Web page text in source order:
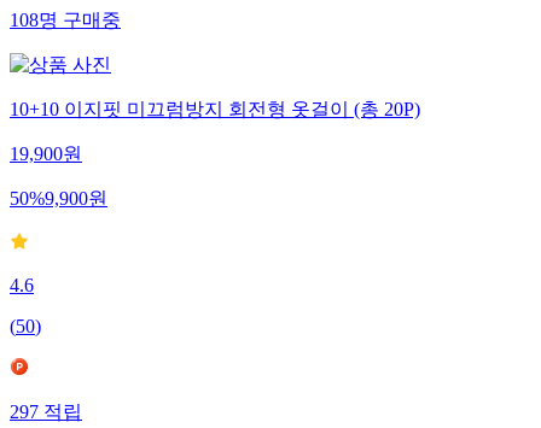
108명구매중
10+10 이지핏 미끄럼방지 회전형 옷걸이 (총 20P)
19,900원
50%9,900원
4.6
(50)
297적립